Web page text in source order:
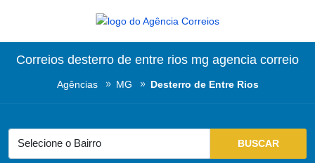
Correios desterro de entre rios mg agencia correio
Agências MG Desterro de Entre Rios